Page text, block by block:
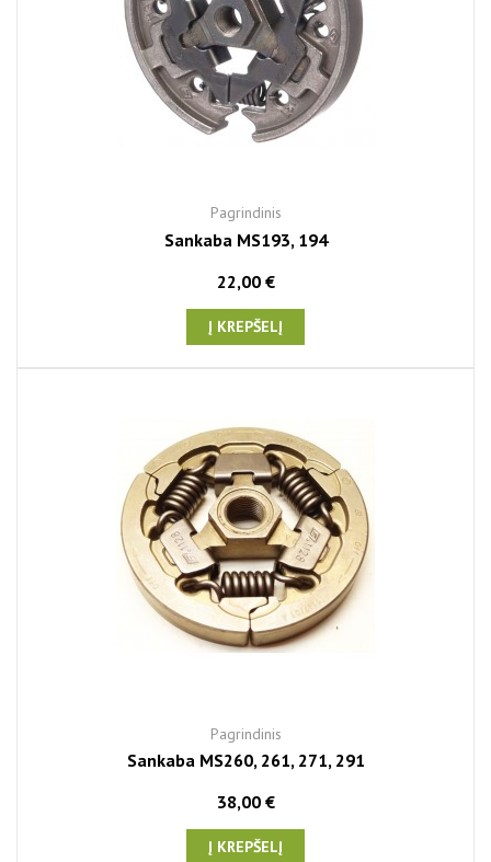
Pagrindinis
Sankaba MS193, 194
22,00 €
Į KREPŠELĮ
Pagrindinis
Sankaba MS260, 261, 271, 291
38,00 €
Į KREPŠELĮ